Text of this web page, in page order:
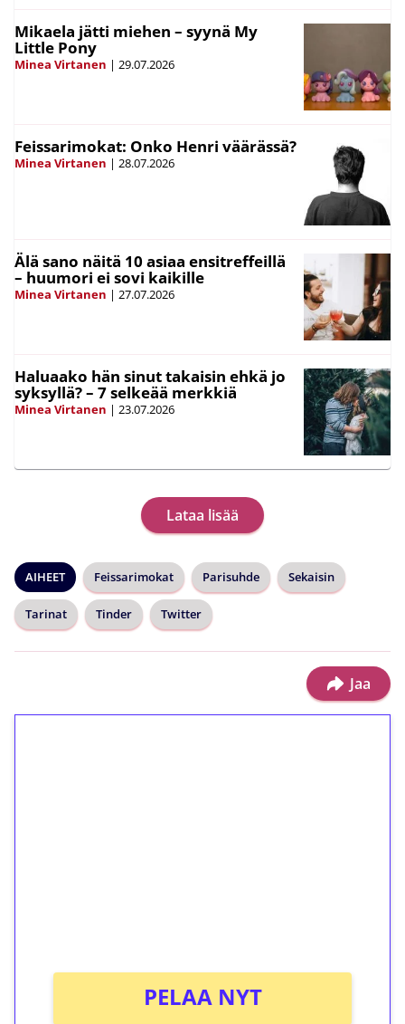
Mikaela jätti miehen – syynä My
Little Pony
Minea Virtanen | 29.07.2026
Feissarimokat: Onko Henri väärässä?
Minea Virtanen | 28.07.2026
Älä sano näitä 10 asiaa ensitreffeillä
– huumori ei sovi kaikille
Minea Virtanen | 27.07.2026
Haluaako hän sinut takaisin ehkä jo
syksyllä? – 7 selkeää merkkiä
Minea Virtanen | 23.07.2026
Lataa lisää
AIHEET Feissarimokat Parisuhde Sekaisin
Tarinat Tinder Twitter
Jaa
PELAA NYT